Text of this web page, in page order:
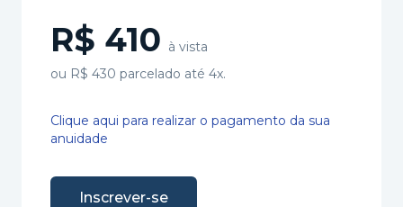
R$ 410 à vista
ou R$ 430 parcelado até 4x.
Clique aqui para realizar o pagamento da sua
anuidade
Inscrever-se